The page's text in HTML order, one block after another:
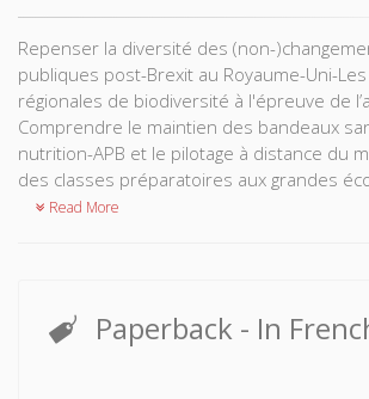
Repenser la diversité des (non-
publiques post-Brexit au Royaume-Uni-
régionales de biodiversité à l'épreuve de
Comprendre le maintien des bandeaux
nutrition-APB et le pilotage à distance du
des classes préparatoires aux grandes
Read More
Paperback - In